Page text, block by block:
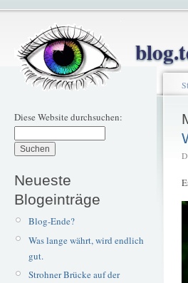
Diese Website durchsuchen:
Neueste
Blogeinträge
Blog-Ende?
Was lange währt, wird endlich
gut.
Strohner Brücke auf der